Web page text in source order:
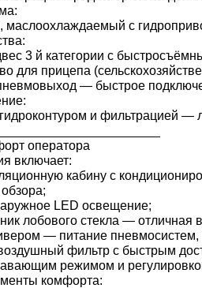
с
3 й категории с
для прицепа
— быстрое
и фильтрацией —
оператора
включает:
кабину с
LED освещение;
лобового стекла — отличная
— питание пневмосистем,
фильтр с быстрым
режимом и
комфорта: